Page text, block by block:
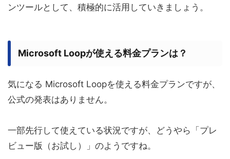
ンツールとして、積極的に活用していきましょう。
Microsoft Loopが使える料金プランは？
気になる Microsoft Loopを使える料金プランですが、
公式の発表はありません。
一部先行して使えている状況ですが、どうやら「プレ
ビュー版（お試し）」のようですね。